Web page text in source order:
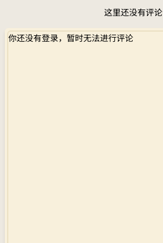
这里还没有评论
你还没有登录，暂时无法进行评论